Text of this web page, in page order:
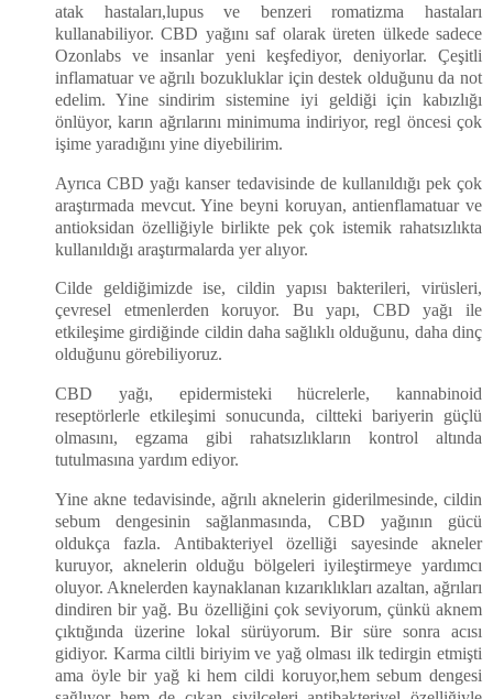
atak hastaları,lupus ve benzeri romatizma hastaları
kullanabiliyor. CBD yağını saf olarak üreten ülkede sadece
Ozonlabs ve insanlar yeni keşfediyor, deniyorlar. Çeşitli
inflamatuar ve ağrılı bozukluklar için destek olduğunu da not
edelim. Yine sindirim sistemine iyi geldiği için kabızlığı
önlüyor, karın ağrılarını minimuma indiriyor, regl öncesi çok
işime yaradığını yine diyebilirim.
Ayrıca CBD yağı kanser tedavisinde de kullanıldığı pek çok
araştırmada mevcut. Yine beyni koruyan, antienflamatuar ve
antioksidan özelliğiyle birlikte pek çok istemik rahatsızlıkta
kullanıldığı araştırmalarda yer alıyor.
Cilde geldiğimizde ise, cildin yapısı bakterileri, virüsleri,
çevresel etmenlerden koruyor. Bu yapı, CBD yağı ile
etkileşime girdiğinde cildin daha sağlıklı olduğunu, daha dinç
olduğunu görebiliyoruz.
CBD yağı, epidermisteki hücrelerle, kannabinoid
reseptörlerle etkileşimi sonucunda, ciltteki bariyerin güçlü
olmasını, egzama gibi rahatsızlıkların kontrol altında
tutulmasına yardım ediyor.
Yine akne tedavisinde, ağrılı aknelerin giderilmesinde, cildin
sebum dengesinin sağlanmasında, CBD yağının gücü
oldukça fazla. Antibakteriyel özelliği sayesinde akneler
kuruyor, aknelerin olduğu bölgeleri iyileştirmeye yardımcı
oluyor. Aknelerden kaynaklanan kızarıklıkları azaltan, ağrıları
dindiren bir yağ. Bu özelliğini çok seviyorum, çünkü aknem
çıktığında üzerine lokal sürüyorum. Bir süre sonra acısı
gidiyor. Karma ciltli biriyim ve yağ olması ilk tedirgin etmişti
ama öyle bir yağ ki hem cildi koruyor,hem sebum dengesi